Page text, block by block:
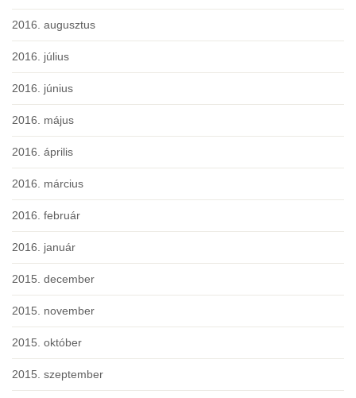
2016. augusztus
2016. július
2016. június
2016. május
2016. április
2016. március
2016. február
2016. január
2015. december
2015. november
2015. október
2015. szeptember